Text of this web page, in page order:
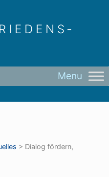
> Dialog fördern,